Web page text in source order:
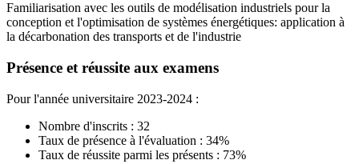
Familiarisation avec les outils de modélisation industriels pour la
conception et l'optimisation de systèmes énergétiques: application à
la décarbonation des transports et de l'industrie
Présence et réussite aux examens
Pour l'année universitaire 2023-2024 :
Nombre d'inscrits : 32
Taux de présence à l'évaluation : 34%
Taux de réussite parmi les présents : 73%